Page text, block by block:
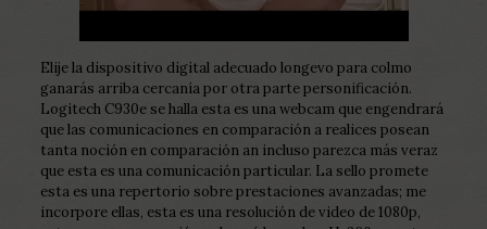
Elije la dispositivo digital adecuado longevo para colmo
ganarás arriba cercanía por otra parte personificación.
Logitech C930e se halla esta es una webcam que engendrará
que las comunicaciones en comparación a realices posean
tanta noción en comparación an incluso parezca más veraz
que esta es una comunicación particular. La sello promete
esta es una repertorio sobre prestaciones avanzadas; me
incorpore ellas, esta es una resolución de video de 1080p,